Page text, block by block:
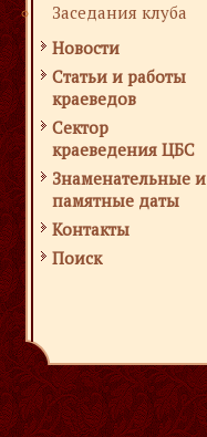
Заседания клуба
Новости
Статьи и работы
краеведов
Сектор
краеведения ЦБС
Знаменательные и
памятные даты
Контакты
Поиск